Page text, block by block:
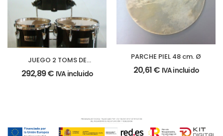
JUEGO 2 TOMS DE
MARCHA
292,89€ IVA incluido
PARCHE PIEL 48 cm. Ø
20,61€ IVA incluido